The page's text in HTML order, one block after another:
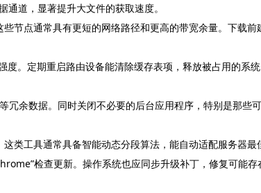
道，显著提升大文件的获取速度。
节点通常具有更短的网络路径和更高的带宽余量。下载
。定期重启路由设备能清除缓存表项，释放被占用的系
余数据。同时关闭不必要的后台应用程序，特别是那些
类工具通常具备智能动态分段算法，能自动适配服务器最
检查更新。操作系统也应同步升级补丁，修复可能存